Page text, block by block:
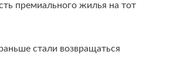
премиального жилья на тот
стали возвращаться